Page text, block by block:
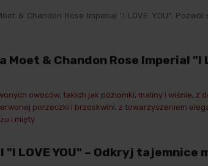
& Chandon Rose Imperial "I LOVE YOU".
& Chandon Rose Imperial "I
owoców, takich jak poziomki, maliny i wiśnie,
porzeczki i brzoskwini, z towarzyszeniem
i mięty.
"I LOVE YOU" – Odkryj